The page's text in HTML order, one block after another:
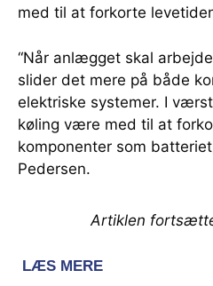
med til at forkorte
“Når anlægget skal
slider det mere på både
elektriske systemer. I
køling være med til at
komponenter som
Pedersen.
Artiklen